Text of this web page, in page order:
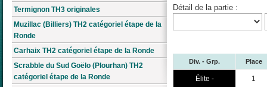
Termignon TH3 originales
Muzillac (Billiers) TH2 catégoriel étape de la
Ronde
Carhaix TH2 catégoriel étape de la Ronde
Scrabble du Sud Goëlo (Plourhan) TH2
catégoriel étape de la Ronde
Détail de la partie :
Div. - Grp. Place
Élite - 1